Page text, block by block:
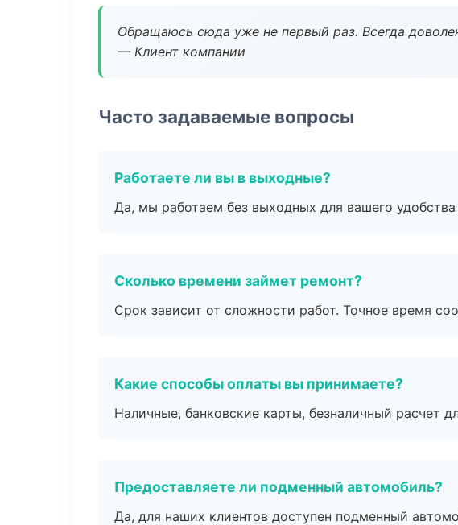
Обращаюсь сюда уже не первый раз. Всегда
— Клиент компании
Часто задаваемые вопросы
Работаете ли вы в выходные?
Да, мы работаем без выходных для вашего
Сколько времени займет ремонт?
Срок зависит от сложности работ. Точное время
Какие способы оплаты вы принимаете?
Наличные, банковские карты, безналичный расчет
Предоставляете ли подменный автомобиль?
Да, для наших клиентов доступен подменный